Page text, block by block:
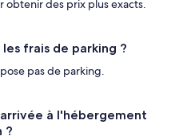
obtenir des prix plus exacts.
frais de parking ?
pas de parking.
à l'hébergement
?